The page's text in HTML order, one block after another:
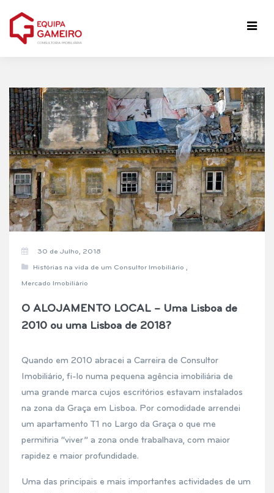
30 de Julho, 2018
Histórias na vida de um Consultor Imobiliário ,
Mercado Imobiliário
O ALOJAMENTO LOCAL – Uma Lisboa de
2010 ou uma Lisboa de 2018?
Quando em 2010 abracei a Carreira de Consultor
Imobiliário, fi-lo numa pequena agência imobiliária de
uma grande marca cujos escritórios estavam instalados
na zona da Graça em Lisboa. Por comodidade arrendei
um apartamento T1 no Largo da Graça o que me
permitiria “viver” a zona onde trabalhava, com maior
rapidez e maior profundidade.
Uma das principais e mais importantes actividades de um